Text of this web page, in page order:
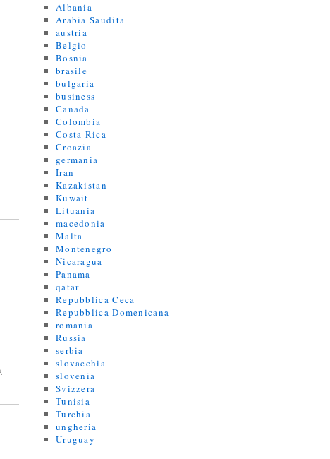
Albania
Arabia Saudita
austria
Belgio
Bosnia
brasile
bulgaria
business
Canada
Colombia
Costa Rica
Croazia
germania
Iran
Kazakistan
Kuwait
Lituania
macedonia
Malta
Montenegro
Nicaragua
Panama
qatar
Repubblica Ceca
Repubblica Domenicana
romania
Russia
serbia
slovacchia
slovenia
Svizzera
Tunisia
Turchia
ungheria
Uruguay